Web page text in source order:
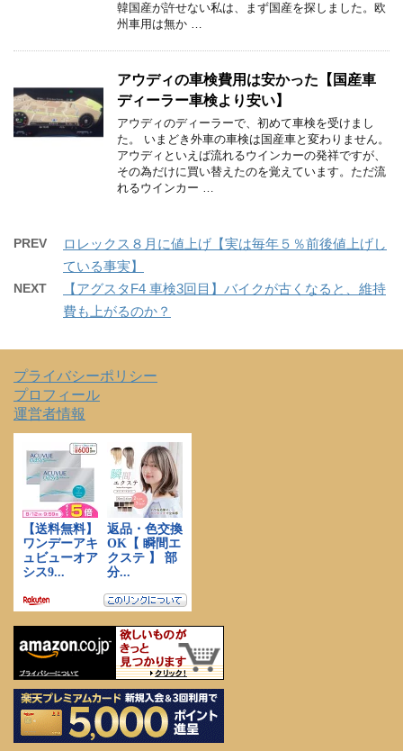
韓国産が許せない私は、まず国産を探しました。欧
州車用は無か …
アウディの車検費用は安かった【国産車
ディーラー車検より安い】
アウディのディーラーで、初めて車検を受けまし
た。 いまどき外車の車検は国産車と変わりません。
アウディといえば流れるウインカーの発祥ですが、
その為だけに買い替えたのを覚えています。ただ流
れるウインカー …
PREV
ロレックス８月に値上げ【実は毎年５％前後値上げし
ている事実】
NEXT
【アグスタF4 車検3回目】バイクが古くなると、維持
費も上がるのか？
プライバシーポリシー
プロフィール
運営者情報